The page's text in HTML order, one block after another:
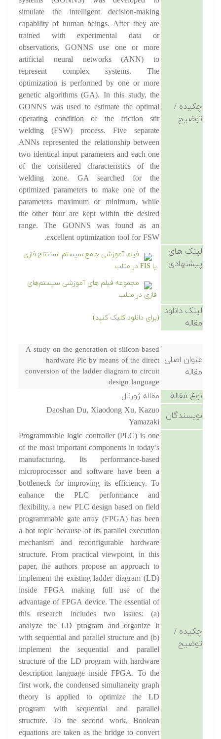
چکیده /
توضیح
simulate the intelligent decision-making
capability of human beings. After they are
trained with experimental data or
observations, GONNS use one or more
artificial neural networks (ANN) to
represent complex systems. The
optimization is performed by one or more
genetic algorithms (GA). In this study, the
GONNS was used to estimate the optimal
operating condition of the friction stir
welding (FSW) process. Five separate
ANNs represented the relationship between
two identical input parameters and each one
of the considered characteristics of the
welding zone. GA searched for the
optimized parameters to make one of the
parameters maximum or minimum, while
the other four are kept within the desired
range. The GONNS was found as an
excellent optimization tool for FSW.
لینک های
پیشنهادی
فیلم آموزشی جامع سیستم استنتاج فازی
یا FIS در متلب
مجموعه فیلم های آموزشی سیستم‌های
فازی در متلب
لینک دانلود
مقاله
(برای دانلود کلیک کنید)
عنوان اصلی
مقاله
A study on the generation of silicon-based
hardware Plc by means of the direct
conversion of the ladder diagram to circuit
design language
نوع مقاله مقاله ژورنال
نویسندگان
Daoshan Du, Xiaodong Xu, Kazuo
Yamazaki
چکیده /
توضیح
Programmable logic controller (PLC) is one
of the most important components in today’s
manufacturing. Its performance-based
microprocessor and software have been a
bottleneck for improving its efficiency. To
enhance the PLC performance and
flexibility, a new PLC design based on field
programmable gate array (FPGA) has been
a hot topic because of its parallel execution
mechanism and reconfigurable hardware
structure. From practical viewpoint, in this
paper, the authors propose an approach to
implement the existing ladder diagram (LD)
inside FPGA making full use of the
advantage of FPGA device. The essential of
this research includes two issues: (a)
analyze the LD program and organize it
with sequential and parallel structure and (b)
implement the sequential and parallel
structure of the LD program with hardware
description language inside FPGA. To the
first work, the condensed simultaneity graph
theory is applied to optimize the LD
program with sequential and parallel
structure. To the second work, Boolean
equations are taken as the bridge to convert